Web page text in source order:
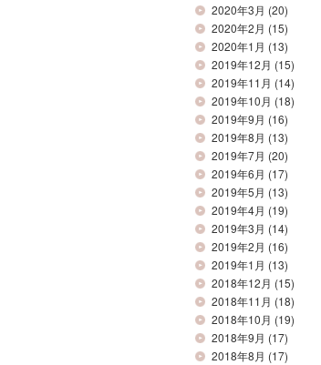
2020年3月 (20)
2020年2月 (15)
2020年1月 (13)
2019年12月 (15)
2019年11月 (14)
2019年10月 (18)
2019年9月 (16)
2019年8月 (13)
2019年7月 (20)
2019年6月 (17)
2019年5月 (13)
2019年4月 (19)
2019年3月 (14)
2019年2月 (16)
2019年1月 (13)
2018年12月 (15)
2018年11月 (18)
2018年10月 (19)
2018年9月 (17)
2018年8月 (17)